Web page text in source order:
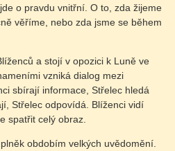
o pravdu vnitřní. O to, zda žijeme
věříme, nebo zda jsme se během
a stojí v opozici k Luně ve
vzniká dialog mezi
sbírají informace, Střelec hledá
Střelec odpovídá. Blíženci vidí
spatřit celý obraz.
obdobím velkých uvědomění.